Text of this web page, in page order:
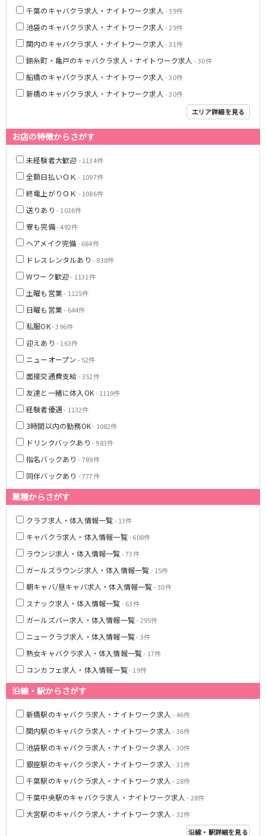
千葉のキャバクラ求人・ナイトワーク求人 - 39件
池袋のキャバクラ求人・ナイトワーク求人 - 29件
関内のキャバクラ求人・ナイトワーク求人 - 31件
錦糸町・亀戸のキャバクラ求人・ナイトワーク求人 - 30件
船橋のキャバクラ求人・ナイトワーク求人 - 30件
新橋のキャバクラ求人・ナイトワーク求人 - 30件
エリア詳細を見る
お店の特徴からさがす
未経験者大歓迎- 1134件
全額日払いＯＫ - 1097件
終電上がりＯＫ - 1086件
送りあり - 1036件
寮も完備- 492件
ヘアメイク完備- 684件
ドレスレンタルあり - 838件
Wワーク歓迎- 1131件
土曜も営業- 1125件
日曜も営業- 644件
私服OK- 396件
迎えあり - 163件
ニューオープン - 52件
面接交通費支給- 352件
友達と一緒に体入OK- 1119件
経験者優遇- 1132件
3時間以内の勤務OK- 1082件
ドリンクバックあり - 983件
指名バックあり - 789件
同伴バックあり - 777件
業種からさがす
クラブ求人・体入情報一覧- 13件
キャバクラ求人・体入情報一覧- 608件
ラウンジ求人・体入情報一覧- 73件
ガールズラウンジ求人・体入情報一覧- 15件
朝キャバ/昼キャバ求人・体入情報一覧- 30件
スナック求人・体入情報一覧- 63件
ガールズバー求人・体入情報一覧- 295件
ニュークラブ求人・体入情報一覧- 3件
熟女キャバクラ求人・体入情報一覧- 17件
コンカフェ求人・体入情報一覧- 19件
沿線・駅からさがす
新橋駅のキャバクラ求人・ナイトワーク求人 - 46件
関内駅のキャバクラ求人・ナイトワーク求人 - 36件
池袋駅のキャバクラ求人・ナイトワーク求人 - 30件
銀座駅のキャバクラ求人・ナイトワーク求人 - 31件
千葉駅のキャバクラ求人・ナイトワーク求人 - 28件
千葉中央駅のキャバクラ求人・ナイトワーク求人 - 28件
大宮駅のキャバクラ求人・ナイトワーク求人 - 32件
沿線・駅詳細を見る
千葉中央駅
京成千葉駅
京成津田沼駅
京成稲毛駅
東武伊勢崎線
館林駅
押上〈スカイツリー前〉駅谷塚駅
竹ノ塚駅
久喜駅
西新井駅
伊勢崎駅
せんげん台駅
茂林寺前駅
越谷駅
小菅駅
JR武蔵野線
南越谷駅
南浦和駅
府中本町駅
新八柱駅
東所沢駅
吉川駅
東京メトロ東西線
浦安駅
日本橋駅
飯田橋駅
神楽坂駅
東陽町駅
JR湘南新宿ライン
池袋駅
大宮駅
赤羽駅
横浜駅
恵比寿駅
渋谷駅
武蔵小杉駅
浦和駅
大船駅
戸塚駅
東戸塚駅
東急多摩川線
蒲田駅
西武国分寺線
東村山駅 国分寺駅
新京成電鉄線